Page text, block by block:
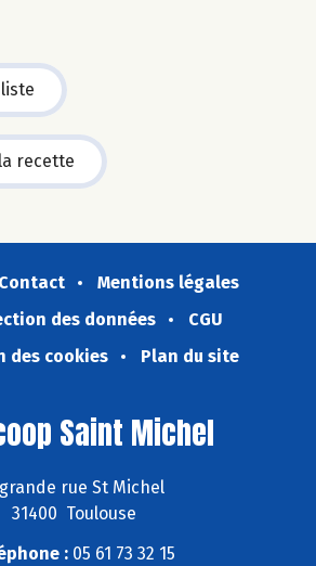
recette
Contact
Mentions légales
des données
CGU
des cookies
Plan du site
Saint Michel
grande rue St Michel
31400 Toulouse
: 05 61 73 32 15